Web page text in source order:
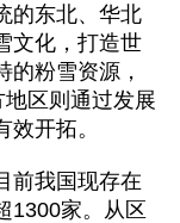
的东北、华北
文化，打造世
的粉雪资源，
地区则通过发展
开拓。
前我国现存在
1300家。从区